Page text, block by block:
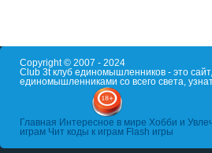
Copyright © 2007 - 2024
Club 3t клуб единомышленников - это
единомышленниками со всего света,
Главная Интересное в мире Хобби и
играм Чит коды к играм Flash игры